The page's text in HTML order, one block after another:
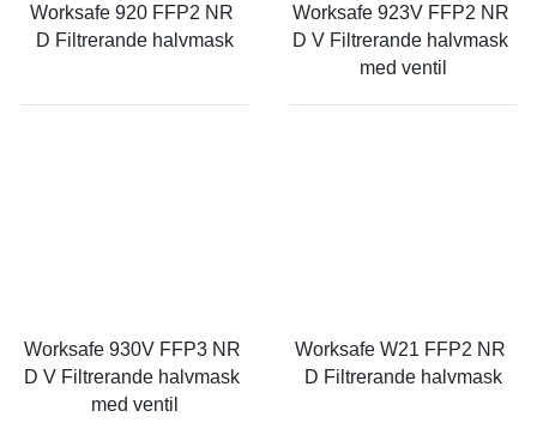
Worksafe 920 FFP2 NR
D Filtrerande halvmask
Worksafe 923V FFP2 NR
D V Filtrerande halvmask
med ventil
Worksafe 930V FFP3 NR
D V Filtrerande halvmask
med ventil
Worksafe W21 FFP2 NR
D Filtrerande halvmask